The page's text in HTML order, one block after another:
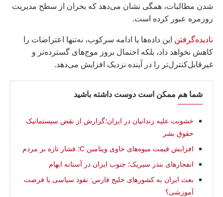
شدن مطالبات، همگی نشان می‌دهد که بحران از سطح مدیریت
روزمره عبور کرده است.
نادیده‌گرفتن این داده‌ها یا ادامه سرکوب، نه‌تنها اعتراضات را
کاهش نخواهد داد، بلکه احتمال بروز موج‌های گسترده‌تر و
غیرقابل‌کنترل‌تر را در آینده نزدیک افزایش می‌دهد.
شما هم ممکن است دوست داشته باشید
خشونت علیه زندانیان در ایران؛گزارش از نقض سیستماتیک
حقوق بشر
افزایش قیمت میوه‌های حاوی ویتامین C؛ فشار تازه بر مردم
انفجارهای بندر سیریک؛ جنوب ایران در آستانه ابهام
بعث ایران به کشورهای خلیج فارس: نفوذ سیاسی یا فرصت
آموزشی؟